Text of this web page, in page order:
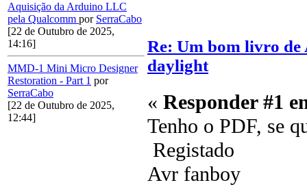
Aquisição da Arduino LLC
pela Qualcomm por SerraCabo
[22 de Outubro de 2025,
14:16]
MMD-1 Mini Micro Designer
Restoration - Part 1 por
SerraCabo
[22 de Outubro de 2025,
12:44]
Re: Um bom livro
daylight
« Responder #1
Tenho o PDF, se
Registado
Avr fanboy